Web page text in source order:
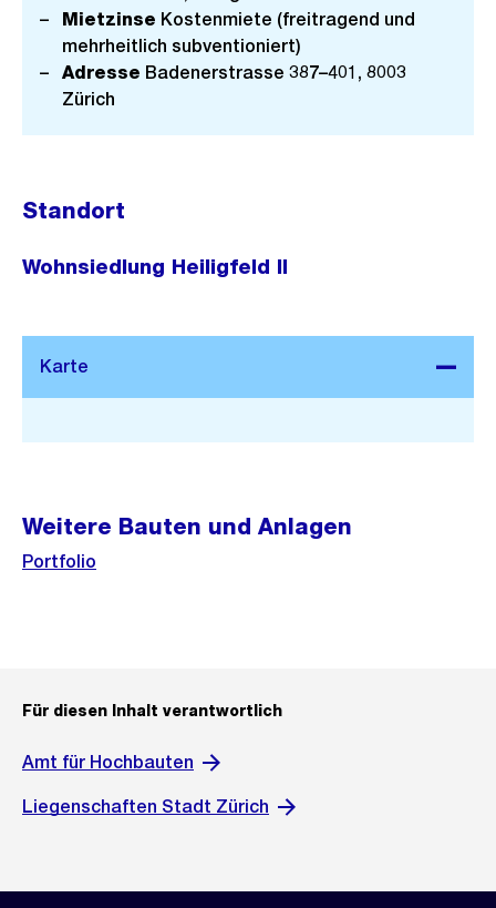
Mietzinse Kostenmiete (freitragend und
mehrheitlich subventioniert)
Adresse Badenerstrasse 387–401, 8003
Zürich
Standort
Wohnsiedlung Heiligfeld II
Stadtplan 3D
Weitere Bauten und Anlagen
Portfolio
Für diesen Inhalt verantwortlich
Amt für Hochbauten
Liegenschaften Stadt Zürich